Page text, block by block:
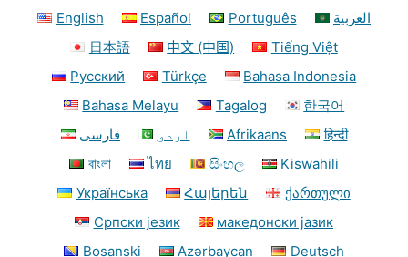
English Español Português
العربية
日本語
中文 (中国)
Tiếng Việt
Русский
Türkçe
Bahasa Indonesia
Bahasa Melayu
Tagalog
한국어
فارسی
اردو Afrikaans
हिन्दी
বাংলা
ไทย සිංහල
Kiswahili
Українська
Հայերեն
ქართული
Српски језик
македонски јазик
Bosanski
Azərbaycan Deutsch